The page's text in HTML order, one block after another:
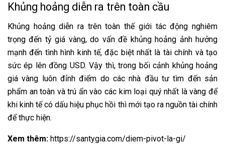
Khủng hoảng diễn ra trên toàn cầu
Khủng hoảng diễn ra trên toàn thế giới tác động nghiêm
trọng đến tỷ giá vàng, do vấn đề khủng hoảng ảnh hưởng
mạnh đến tình hình kinh tế, đặc biệt nhất là tài chính và tạo
sức ép lên đồng USD. Vậy thì, trong bối cảnh khủng hoảng
giá vàng luôn đỉnh điểm do các nhà đầu tư tìm đến sản
phẩm an toàn và trú ẩn vào các kim loại quý nhất là vàng để
khi kinh tế có dấu hiệu phục hồi thì mới tạo ra nguồn tài chính
để thực hiện.
Xem thêm: https://santygia.com/diem-pivot-la-gi/